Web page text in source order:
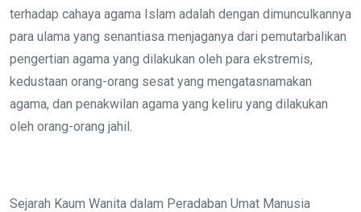
terhadap cahaya agama Islam adalah dengan dimunculkannya
para ulama yang senantiasa menjaganya dari pemutarbalikan
pengertian agama yang dilakukan oleh para ekstremis,
kedustaan orang-orang sesat yang mengatasnamakan
agama, dan penakwilan agama yang keliru yang dilakukan
oleh orang-orang jahil.
Sejarah Kaum Wanita dalam Peradaban Umat Manusia